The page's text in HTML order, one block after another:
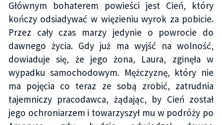
Głównym bohaterem powieści jest Cień, który
kończy odsiadywać w więzieniu wyrok za pobicie.
Przez cały czas marzy jedynie o powrocie do
dawnego życia. Gdy już ma wyjść na wolność,
dowiaduje się, że jego żona, Laura, zginęła w
wypadku samochodowym. Mężczyznę, który nie
ma pojęcia co teraz ze sobą zrobić, zatrudnia
tajemniczy pracodawca, żądając, by Cień został
jego ochroniarzem i towarzyszył mu w podróży po